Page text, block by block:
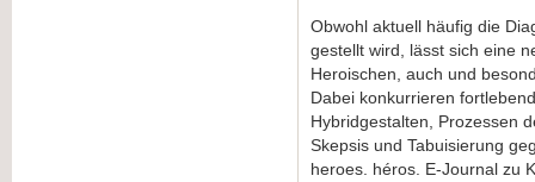
Obwohl aktuell häufig die
gestellt wird, lässt sich eine
Heroischen, auch und
Dabei konkurrieren
Hybridgestalten, Prozessen
Skepsis und Tabuisierung
heroes. héros. E-Journal zu